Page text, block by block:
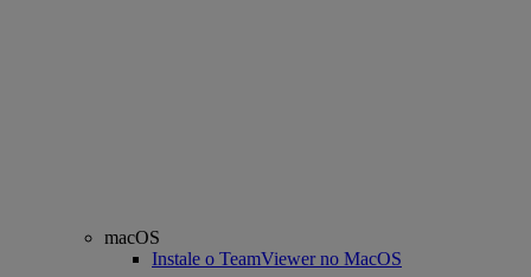
macOS
Instale o TeamViewer no MacOS